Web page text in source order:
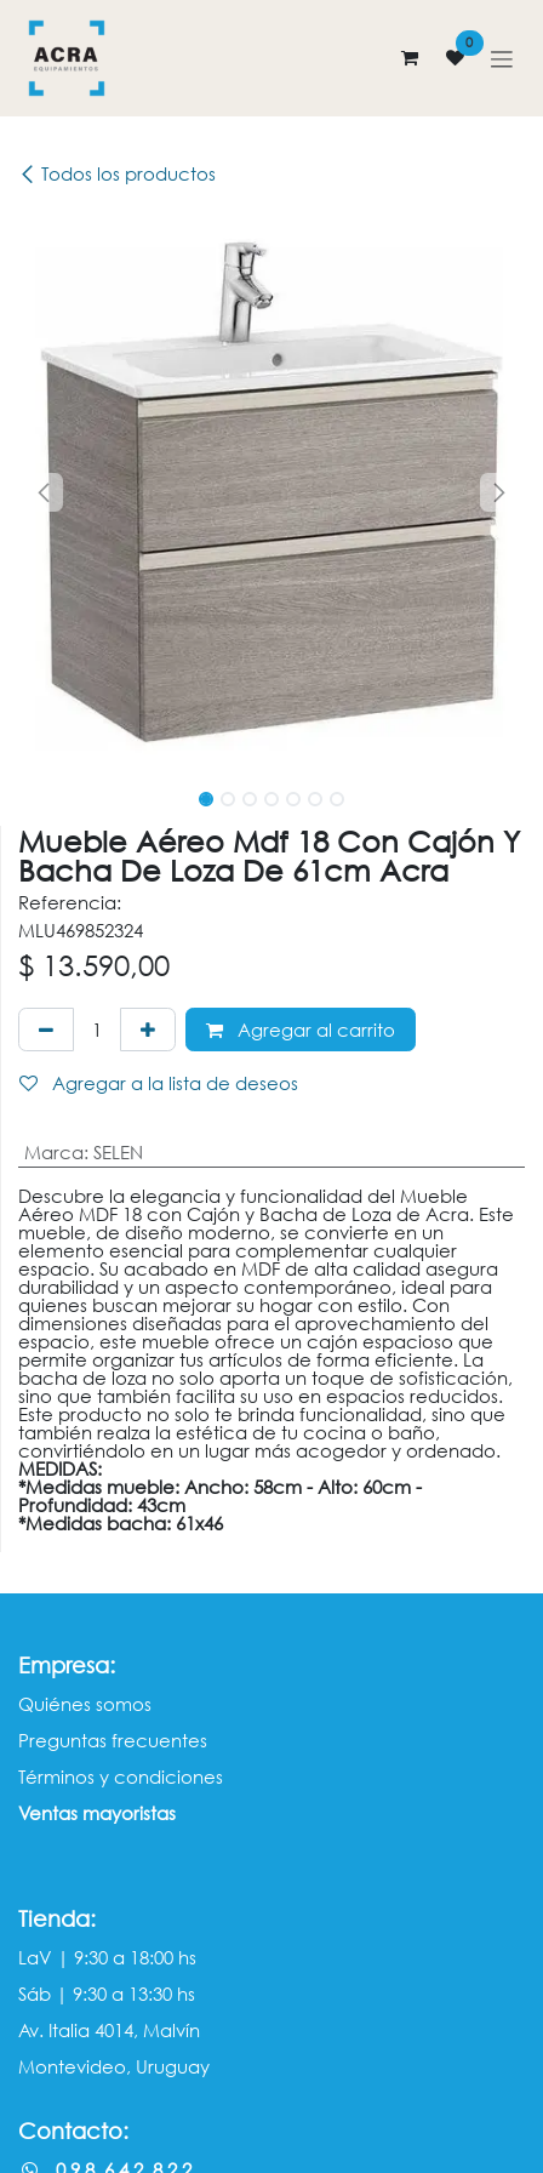
0
Todos los productos
Mueble Aéreo Mdf 18 Con Cajón Y
Bacha De Loza De 61cm Acra
Referencia:
MLU469852324
$ 13.590,00
Agregar al carrito
Agregar a la lista de deseos
Marca: SELEN
Descubre la elegancia y funcionalidad del Mueble
Aéreo MDF 18 con Cajón y Bacha de Loza de Acra. Este
mueble, de diseño moderno, se convierte en un
elemento esencial para complementar cualquier
espacio. Su acabado en MDF de alta calidad asegura
durabilidad y un aspecto contemporáneo, ideal para
quienes buscan mejorar su hogar con estilo. Con
dimensiones diseñadas para el aprovechamiento del
espacio, este mueble ofrece un cajón espacioso que
permite organizar tus artículos de forma eficiente. La
bacha de loza no solo aporta un toque de sofisticación,
sino que también facilita su uso en espacios reducidos.
Este producto no solo te brinda funcionalidad, sino que
también realza la estética de tu cocina o baño,
convirtiéndolo en un lugar más acogedor y ordenado.
MEDIDAS:
*Medidas mueble: Ancho: 58cm - Alto: 60cm -
Profundidad: 43cm
*Medidas bacha: 61x46
Empresa:
Quiénes somos​​
Preguntas frecuentes
Términos y condiciones
Ventas mayorista​s
Tienda:
LaV | 9:30 a 18:00 hs
Sáb | 9:30 a 13:30 hs
Av. Italia 4014, Malvín
Montevideo, Uruguay
Contacto: